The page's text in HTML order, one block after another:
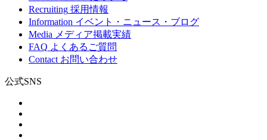
Recruiting 採用情報
Information イベント・ニュース・ブログ
Media メディア掲載実績
FAQ よくあるご質問
Contact お問い合わせ
公式SNS